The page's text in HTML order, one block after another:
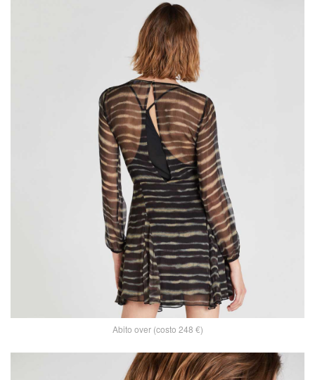
Abito over (costo 248 €)